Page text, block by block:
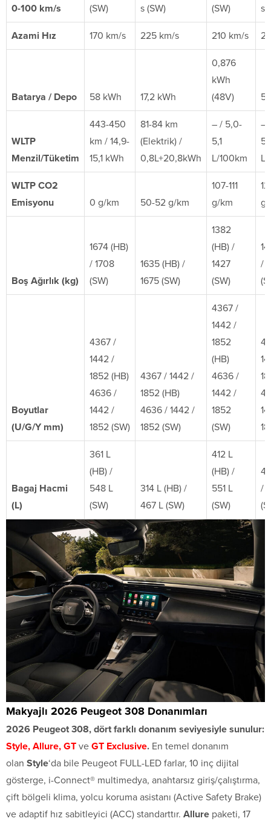
0-100 km/s (SW) s (SW) (SW) s
Azami Hız 170 km/s 225 km/s 210 km/s
Batarya / Depo 58 kWh 17,2 kWh
0,876
kWh
(48V)
WLTP
Menzil/Tüketim
443-450
km / 14,9-
15,1 kWh
81-84 km
(Elektrik) /
0,8L+20,8kWh
– / 5,0-
5,1
L/100km
–
L/
WLTP CO2
Emisyonu
0 g/km 50-52 g/km
107-111
g/km
g/
Boş Ağırlık (kg)
1674 (HB)
/ 1708
(SW)
1635 (HB) /
1675 (SW)
1382
(HB) /
1427
(SW)
/
Boyutlar
(U/G/Y mm)
4367 /
1442 /
1852 (HB)
4636 /
1442 /
1852 (SW)
4367 / 1442 /
1852 (HB)
4636 / 1442 /
1852 (SW)
4367 /
1442 /
1852
(HB)
4636 /
1442 /
1852
(SW)
Bagaj Hacmi
(L)
361 L
(HB) /
548 L
(SW)
314 L (HB) /
467 L (SW)
412 L
(HB) /
551 L
(SW)
/
Makyajlı 2026 Peugeot 308 Donanımları
2026 Peugeot 308, dört farklı donanım seviyesiyle sunulur:
Style, Allure, GT ve GT Exclusive. En temel donanım
olan Style‘da bile Peugeot FULL-LED farlar, 10 inç dijital
gösterge, i-Connect® multimedya, anahtarsız giriş/çalıştırma,
çift bölgeli klima, yolcu koruma asistanı (Active Safety Brake)
ve adaptif hız sabitleyici (ACC) standarttır. Allure paketi, 17